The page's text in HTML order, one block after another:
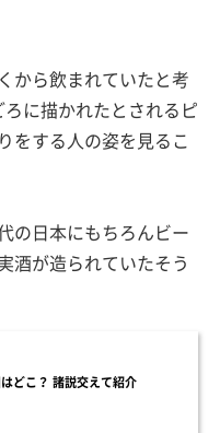
から飲まれていたと考
に描かれたとされるピ
をする人の姿を見るこ
の日本にもちろんビー
酒が造られていたそう
どこ？ 諸説交えて紹介